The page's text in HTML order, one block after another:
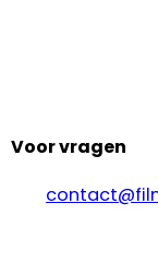
Voor vragen